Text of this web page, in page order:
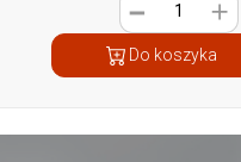
1
Do koszyka